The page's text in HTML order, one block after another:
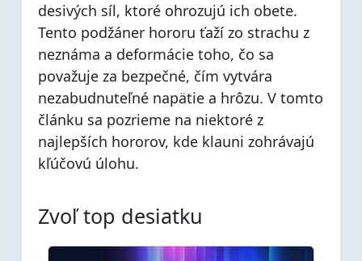
desivých síl, ktoré ohrozujú ich obete.
Tento podžáner hororu ťaží zo strachu z
neznáma a deformácie toho, čo sa
považuje za bezpečné, čím vytvára
nezabudnuteľné napätie a hrôzu. V tomto
článku sa pozrieme na niektoré z
najlepších hororov, kde klauni zohrávajú
kľúčovú úlohu.
Zvoľ top desiatku